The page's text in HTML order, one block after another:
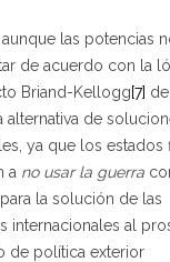
las potencias
de acuerdo con la
Briand-Kellogg[7]
alternativa de
ya que los estados
a no usar la guerra
la solución de las
internacionales al
de política exterior